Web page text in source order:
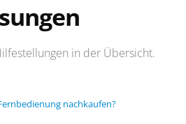
in der Übersicht.
nachkaufen?